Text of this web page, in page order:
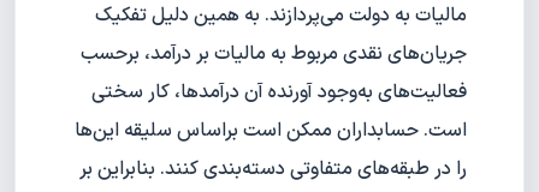
مالیات به دولت می‌پردازند. به همین دلیل تفکیک
جریان‌های نقدی مربوط به مالیات بر درآمد، برحسب
فعالیت‌های به‌وجود آورنده آن درآمدها، کار سختی
است. حسابداران ممکن است بر‌اساس سلیقه این‌ها
را در طبقه‌های متفاوتی دسته‌بندی کنند. بنابراین بر